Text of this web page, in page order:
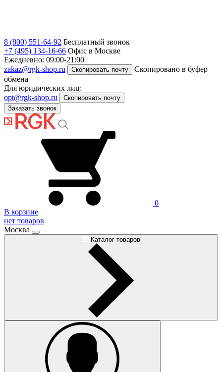
8 (800) 551-64-92 Бесплатный звонок
+7 (495) 134-16-66 Офис в Москве
Ежедневно: 09:00-21:00
zakaz@rgk-shop.ru
Скопировать почту
Скопировано в буфер
обмена
Для юридических лиц:
opt@rgk-shop.ru
Скопировать почту
Заказать звонок
0
В корзине
нет товаров
Москва
Каталог товаров